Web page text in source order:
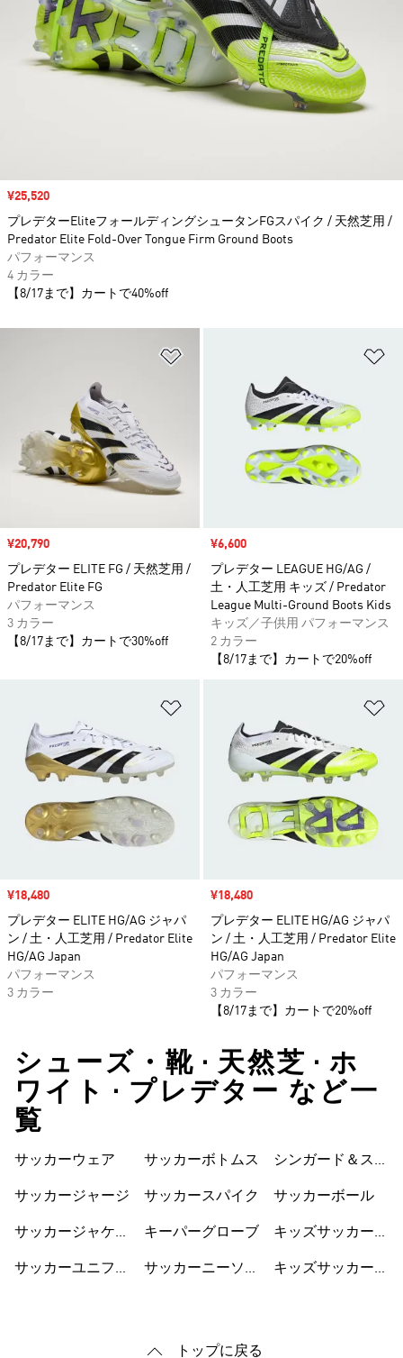
セール価格
¥20,790
プレデター ELITE FG / 天然芝用 /
Predator Elite FG
パフォーマンス
3 カラー
【8/17まで】カートで30%off
セール価格
¥6,600
プレデター LEAGUE HG/AG /
土・人工芝用 キッズ / Predator
League Multi-Ground Boots Kids
キッズ／子供用 パフォーマンス
2 カラー
【8/17まで】カートで20%off
セール価格
¥18,480
プレデター ELITE HG/AG ジャパ
ン / 土・人工芝用 / Predator Elite
HG/AG Japan
パフォーマンス
3 カラー
セール価格
¥18,480
プレデター ELITE HG/AG ジャパ
ン / 土・人工芝用 / Predator Elite
HG/AG Japan
パフォーマンス
3 カラー
【8/17まで】カートで20%off
セール価格
¥25,520
プレデターEliteフォールディングシュータンFGスパイク / 天然芝用 /
Predator Elite Fold-Over Tongue Firm Ground Boots
パフォーマンス
4 カラー
【8/17まで】カートで40%off
シューズ・靴 • 天然芝 • ホ
ワイト • プレデター など一
覧
サッカーウェア
サッカージャージ
サッカージャケッ
サッカーユニフォ
サッカーボトムス
サッカースパイク
キーパーグローブ
サッカーニーソッ
シンガード＆スト
サッカーボール
キッズサッカーウ
キッズサッカーシ
トップに戻る